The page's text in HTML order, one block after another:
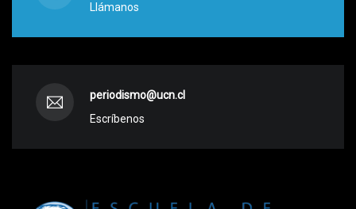
Llámanos
periodismo@ucn.cl
Escríbenos